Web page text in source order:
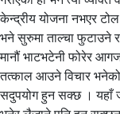
केन्द्रीय योजना नभएर
भने सुरुमा ताल्चा फुटाउने र
मानौं भाटभटेनी फोरेर
तत्काल आउने विचार
सदुपयोग हुन सक्छ । यहाँ